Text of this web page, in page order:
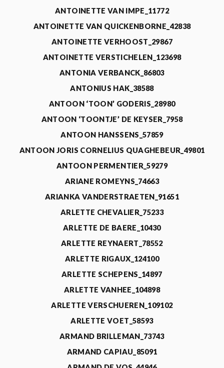
ANTOINETTE VAN IMPE_11772
ANTOINETTE VAN QUICKENBORNE_42838
ANTOINETTE VERHOOST_29867
ANTOINETTE VERSTICHELEN_123698
ANTONIA VERBANCK_86803
ANTONIUS HAK_38588
ANTOON ‘TOON’ GODERIS_28980
ANTOON ‘TOONTJE’ DE KEYSER_7958
ANTOON HANSSENS_57859
ANTOON JORIS CORNELIUS QUAGHEBEUR_49801
ANTOON PERMENTIER_59279
ARIANE ROMEYNS_74663
ARIANKA VANDERSTRAETEN_91651
ARLETTE CHEVALIER_75233
ARLETTE DE BAERE_10430
ARLETTE REYNAERT_78552
ARLETTE RIGAUX_124100
ARLETTE SCHEPENS_14897
ARLETTE VANHEE_104898
ARLETTE VERSCHUEREN_109102
ARLETTE VOET_58593
ARMAND BRILLEMAN_73743
ARMAND CAPIAU_85091